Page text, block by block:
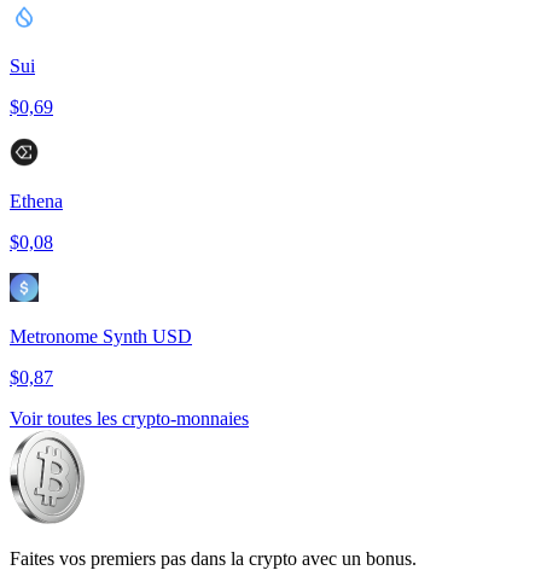
Sui
$0,69
Ethena
$0,08
Metronome Synth USD
$0,87
Voir toutes les crypto-monnaies
Faites vos premiers pas dans la crypto avec un bonus.